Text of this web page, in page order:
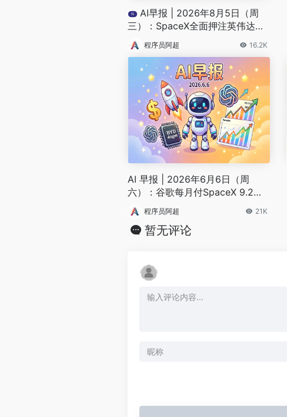
N
AI早报 | 2026年8月5日（周
三）：SpaceX全面押注英伟达布
局太空AI、四大AI巨头赴白宫商谈
安全
程序员阿超 16.2K
AI 早报 | 2026年6月6日（周
六）：谷歌每月付SpaceX 9.2亿
美元算力、BYD发布首款4nm智
驾芯片
程序员阿超 21K
暂无评论